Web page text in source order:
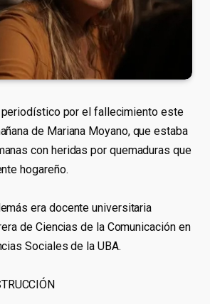
periodístico por el fallecimiento este
de Mariana Moyano, que estaba
con heridas por quemaduras que
hogareño.
era docente universitaria
de Ciencias de la Comunicación en
Sociales de la UBA.